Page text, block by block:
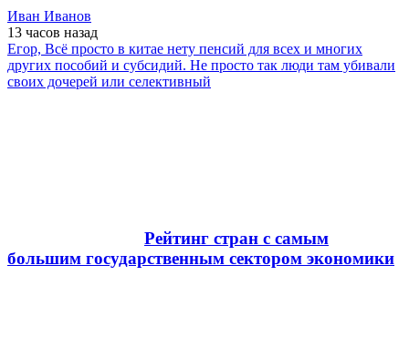
Иван Иванов
13 часов назад
Егор, Всё просто в китае нету пенсий для всех и многих
других пособий и субсидий. Не просто так люди там убивали
своих дочерей или селективный
Рейтинг стран с самым
большим государственным сектором экономики